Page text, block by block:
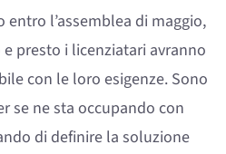
l’assemblea di maggio,
presto i licenziatari avranno
con le loro esigenze. Sono
se ne sta occupando con
di definire la soluzione